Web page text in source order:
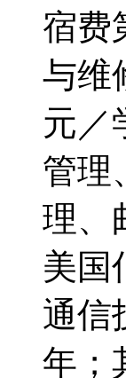
宿费
与维
元／
管理
理、
美国
通信
年；